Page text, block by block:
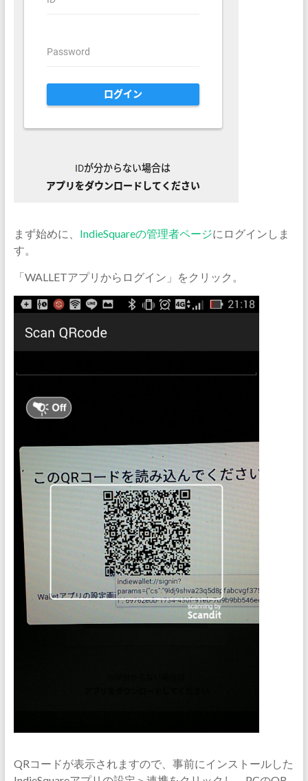
まず始めに、 IndieSquareの管理者ページにログインしま
す。
「WALLETアプリからログイン」をクリック。
QRコードが表示されますので、事前にインストールした